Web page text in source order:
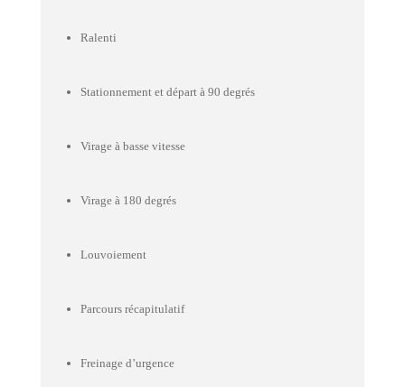
Ralenti
Stationnement et départ à 90 degrés
Virage à basse vitesse
Virage à 180 degrés
Louvoiement
Parcours récapitulatif
Freinage d’urgence